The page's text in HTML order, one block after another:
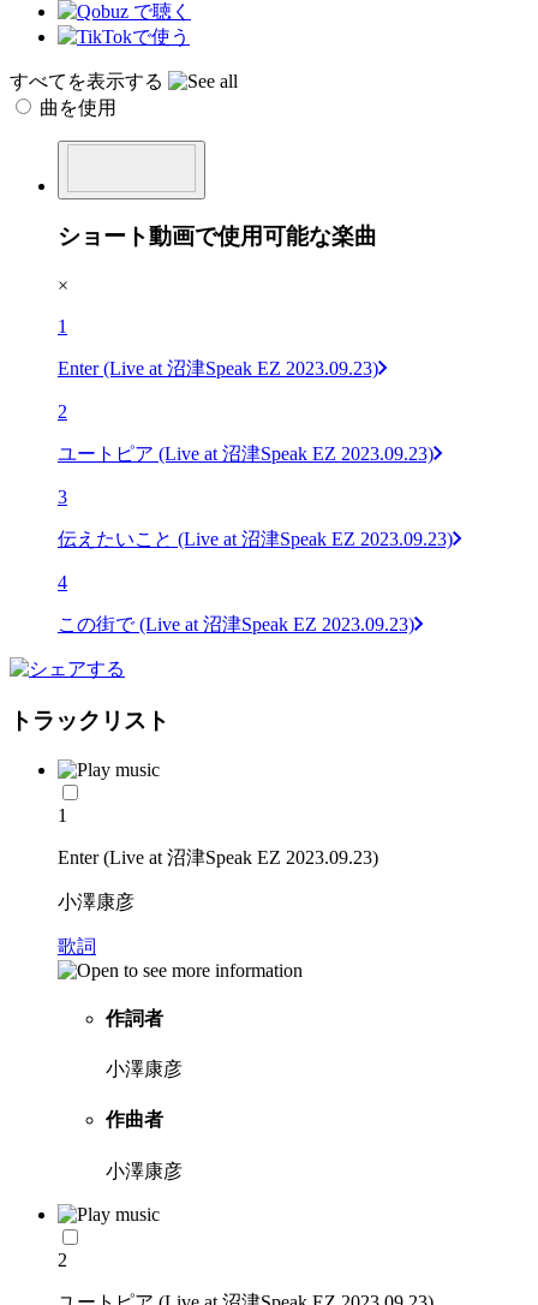
すべてを表示する
曲を使用
ショート動画で使用可能な楽曲
×
1
Enter (Live at 沼津Speak EZ 2023.09.23)
2
ユートピア (Live at 沼津Speak EZ 2023.09.23)
3
伝えたいこと (Live at 沼津Speak EZ 2023.09.23)
4
この街で (Live at 沼津Speak EZ 2023.09.23)
トラックリスト
1
Enter (Live at 沼津Speak EZ 2023.09.23)
小澤康彦
歌詞
作詞者
小澤康彦
作曲者
小澤康彦
2